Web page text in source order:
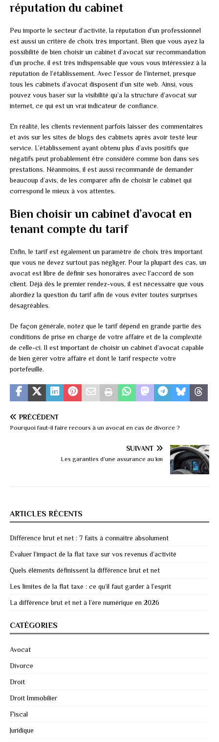
réputation du cabinet
Peu importe le secteur d’activité, la réputation d’un professionnel
est aussi un critère de choix très important. Bien que vous ayez la
possibilité de bien choisir un cabinet d’avocat sur recommandation
d’un proche, il est très indispensable que vous vous intéressiez à la
réputation de l’établissement. Avec l’essor de l’internet, presque
tous les cabinets d’avocat disposent d’un site web. Ainsi, vous
pouvez vous baser sur la visibilité qu’a la structure d’avocat sur
internet, ce qui est un vrai indicateur de confiance.
En réalité, les clients reviennent parfois laisser des commentaires
et avis sur les sites de blogs des cabinets après avoir testé leur
service. L’établissement ayant obtenu plus d’avis positifs que
négatifs peut probablement être considéré comme bon dans ses
prestations. Néanmoins, il est aussi recommandé de demander
beaucoup d’avis, de les comparer afin de choisir le cabinet qui
correspond le mieux à vos attentes.
Bien choisir un cabinet d’avocat en
tenant compte du tarif
Enfin, le tarif est également un paramètre de choix très important
que vous ne devez surtout pas négliger. Pour la plupart des cas, un
avocat est libre de définir ses honoraires avec l’accord de son
client. Déjà dès le premier rendez-vous, il est nécessaire que vous
abordiez la question du tarif afin de vous éviter toutes surprises
désagréables.
De façon générale, notez que le tarif dépend en grande partie des
conditions de prise en charge de votre affaire et de la complexité
de celle-ci. Il est important de choisir un cabinet d’avocat capable
de bien gérer votre affaire et dont le tarif respecte votre
portefeuille.
PRÉCÉDENT
Pourquoi faut-il faire recours à un avocat en cas de divorce ?
SUIVANT
Les garanties d’une assurance au km
ARTICLES RÉCENTS
Différence brut et net : 7 faits à connaître absolument
Évaluer l’impact de la flat taxe sur vos revenus d’activité
Quels éléments définissent la différence brut et net
Les limites de la flat taxe : ce qu’il faut garder à l’esprit
La différence brut et net à l’ère numérique en 2026
CATÉGORIES
Avocat
Divorce
Droit
Droit Immobilier
Fiscal
Juridique